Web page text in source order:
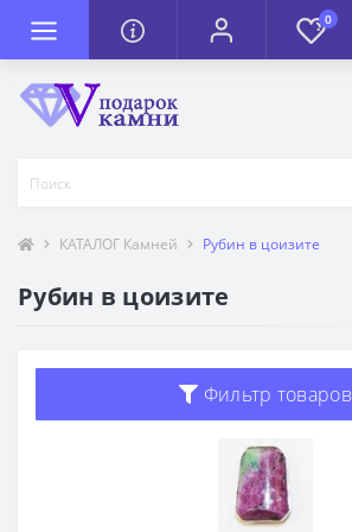
0
КАТАЛОГ Камней Рубин в цоизите
Рубин в цоизите
Фильтр товаров